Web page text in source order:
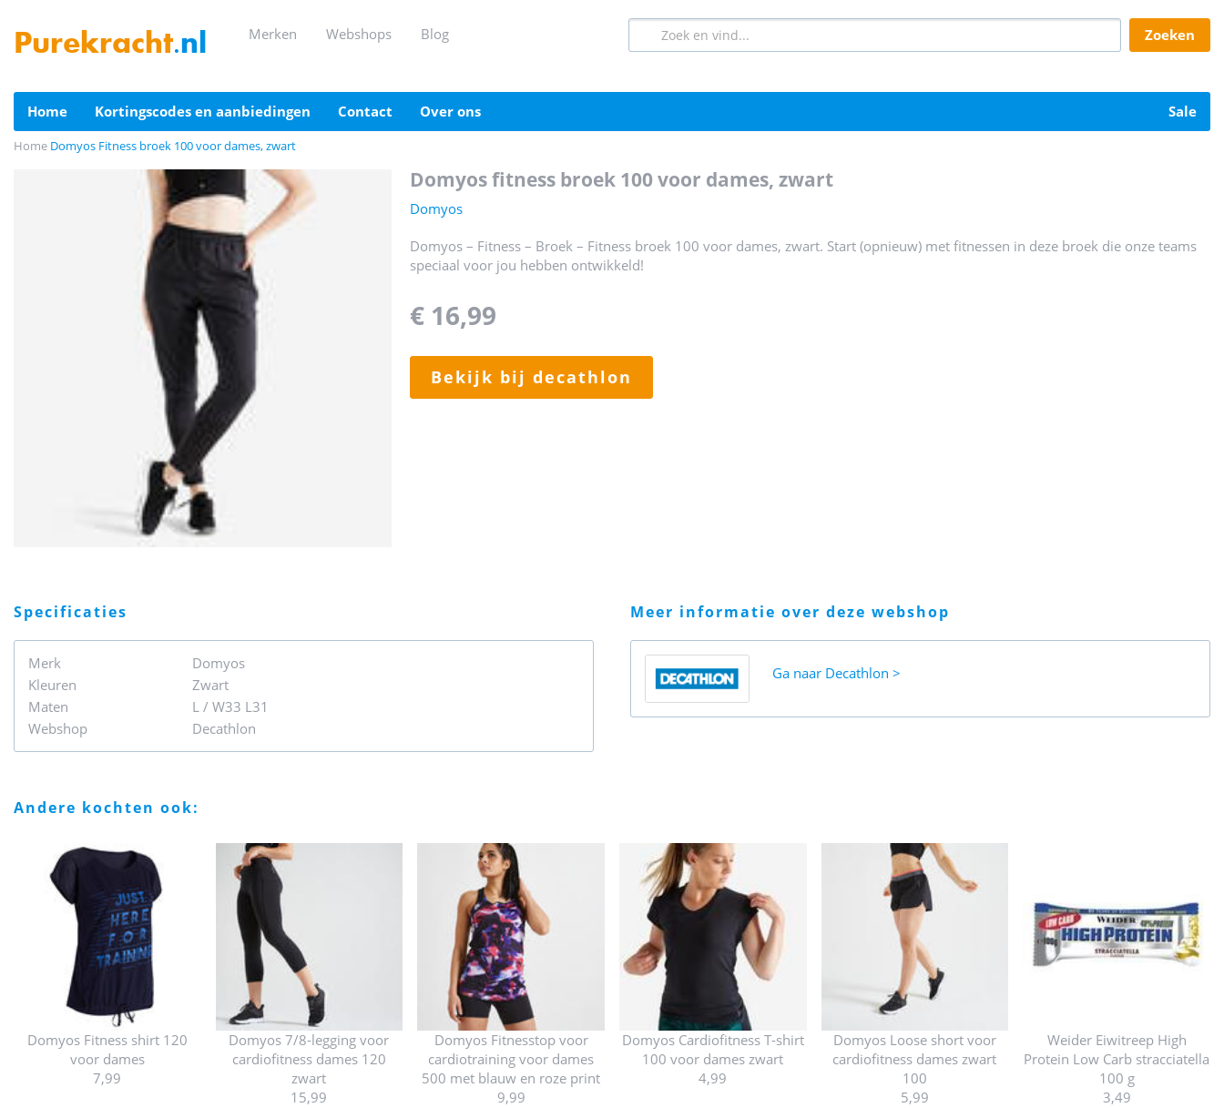
Purekracht.nl merken webshops blog zoeken
home kortingscodes en aanbiedingen contact over ons sale
Home Domyos Fitness broek 100 voor dames, zwart
domyos fitness broek 100 voor dames, zwart
Domyos
Domyos – Fitness – Broek – Fitness broek 100 voor dames, zwart. Start (opnieuw) met fitnessen in deze broek die onze teams
speciaal voor jou hebben ontwikkeld!
€ 16,99
bekijk bij decathlon
specificaties
Merk
Domyos
Kleuren
Zwart
Maten
L / W33 L31
Webshop
Decathlon
meer informatie over deze webshop
Ga naar Decathlon
andere kochten ook:
Domyos Fitness shirt 120
voor dames
7,99
Domyos 7/8-legging voor
cardiofitness dames 120
zwart
15,99
Domyos Fitnesstop voor
cardiotraining voor dames
500 met blauw en roze print
9,99
Domyos Cardiofitness T-shirt
100 voor dames zwart
4,99
Domyos Loose short voor
cardiofitness dames zwart
100
5,99
Weider Eiwitreep High
Protein Low Carb stracciatella
100 g
3,49